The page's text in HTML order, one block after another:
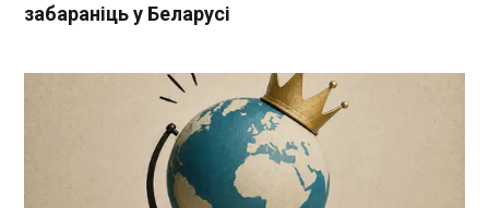
забараніць у Беларусі